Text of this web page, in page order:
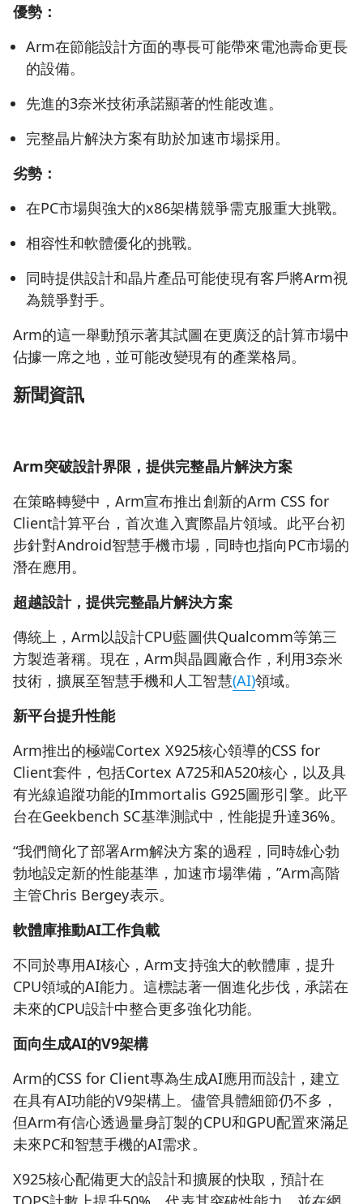
優勢：
Arm在節能設計方面的專長可能帶來電池壽命更長
的設備。
先進的3奈米技術承諾顯著的性能改進。
完整晶片解決方案有助於加速市場採用。
劣勢：
在PC市場與強大的x86架構競爭需克服重大挑戰。
相容性和軟體優化的挑戰。
同時提供設計和晶片產品可能使現有客戶將Arm視
為競爭對手。
Arm的這一舉動預示著其試圖在更廣泛的計算市場中
佔據一席之地，並可能改變現有的產業格局。
新聞資訊
Arm突破設計界限，提供完整晶片解決方案
在策略轉變中，Arm宣布推出創新的Arm CSS for
Client計算平台，首次進入實際晶片領域。此平台初
步針對Android智慧手機市場，同時也指向PC市場的
潛在應用。
超越設計，提供完整晶片解決方案
傳統上，Arm以設計CPU藍圖供Qualcomm等第三
方製造著稱。現在，Arm與晶圓廠合作，利用3奈米
技術，擴展至智慧手機和人工智慧(AI)領域。
新平台提升性能
Arm推出的極端Cortex X925核心領導的CSS for
Client套件，包括Cortex A725和A520核心，以及具
有光線追蹤功能的Immortalis G925圖形引擎。此平
台在Geekbench SC基準測試中，性能提升達36%。
“我們簡化了部署Arm解決方案的過程，同時雄心勃
勃地設定新的性能基準，加速市場準備，”Arm高階
主管Chris Bergey表示。
軟體庫推動AI工作負載
不同於專用AI核心，Arm支持強大的軟體庫，提升
CPU領域的AI能力。這標誌著一個進化步伐，承諾在
未來的CPU設計中整合更多強化功能。
面向生成AI的V9架構
Arm的CSS for Client專為生成AI應用而設計，建立
在具有AI功能的V9架構上。儘管具體細節仍不多，
但Arm有信心透過量身訂製的CPU和GPU配置來滿足
未來PC和智慧手機的AI需求。
X925核心配備更大的設計和擴展的快取，預計在